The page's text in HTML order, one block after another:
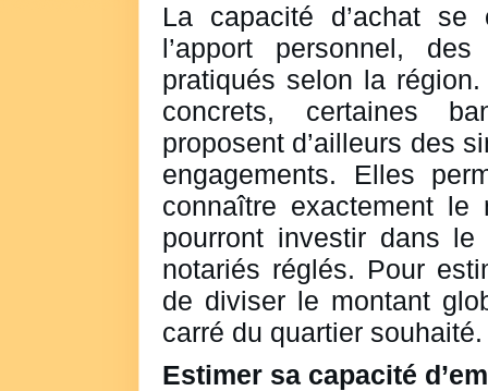
La capacité d’achat
l’apport personnel,
pratiqués selon la
concrets, certaines
proposent d’ailleurs des
engagements. Elles
connaître exactement
pourront investir dans
notariés réglés. Pour
de diviser le montant
carré du quartier souhaité.
Estimer sa capacité